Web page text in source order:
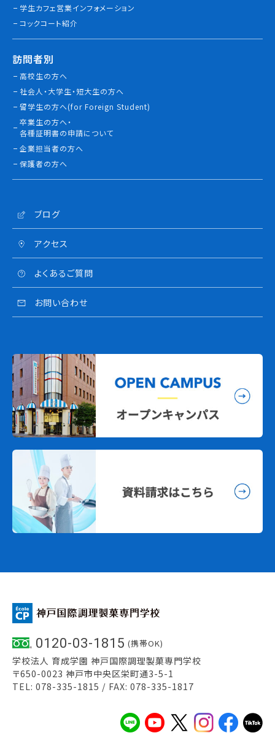
学生カフェ営業インフォメーション
コックコート紹介
訪問者別
高校生の方へ
社会人・大学生・短大生の方へ
留学生の方へ(for Foreign Student)
卒業生の方へ・
各種証明書の申請について
企業担当者の方へ
保護者の方へ
ブログ
アクセス
よくあるご質問
お問い合わせ
0120-03-1815 (携帯OK)
学校法人 育成学園 神戸国際調理製菓専門学校
〒650-0023 神戸市中央区栄町通3-5-1
TEL: 078-335-1815 / FAX: 078-335-1817